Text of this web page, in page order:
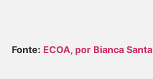
Fonte: ECOA, por Bianca